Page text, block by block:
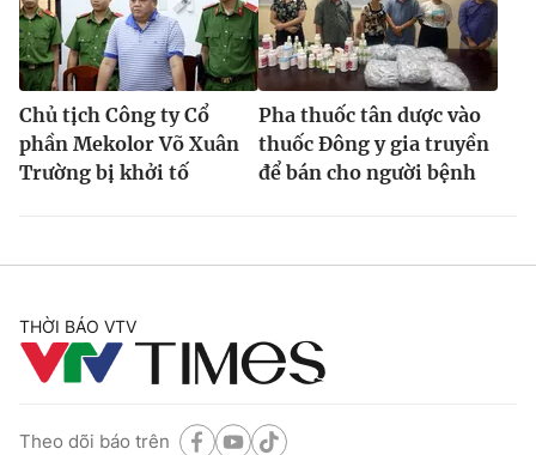
Chủ tịch Công ty Cổ
phần Mekolor Võ Xuân
Trường bị khởi tố
Pha thuốc tân dược vào
thuốc Đông y gia truyền
để bán cho người bệnh
THỜI BÁO VTV
Theo dõi báo trên